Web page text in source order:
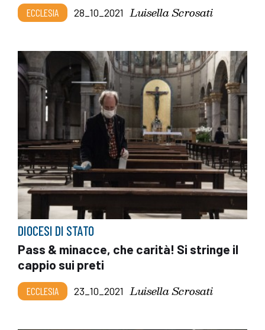
ECCLESIA 28_10_2021 Luisella Scrosati
DIOCESI DI STATO
Pass & minacce, che carità! Si stringe il
cappio sui preti
ECCLESIA 23_10_2021 Luisella Scrosati